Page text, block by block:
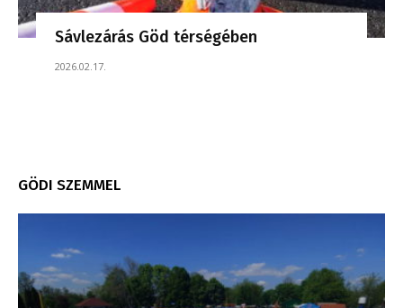
Sávlezárás Göd térségében
2026.02.17.
GÖDI SZEMMEL